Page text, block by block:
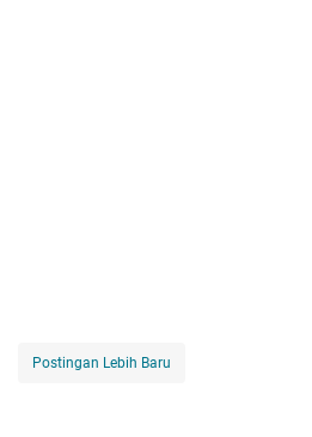
Postingan Lebih Baru